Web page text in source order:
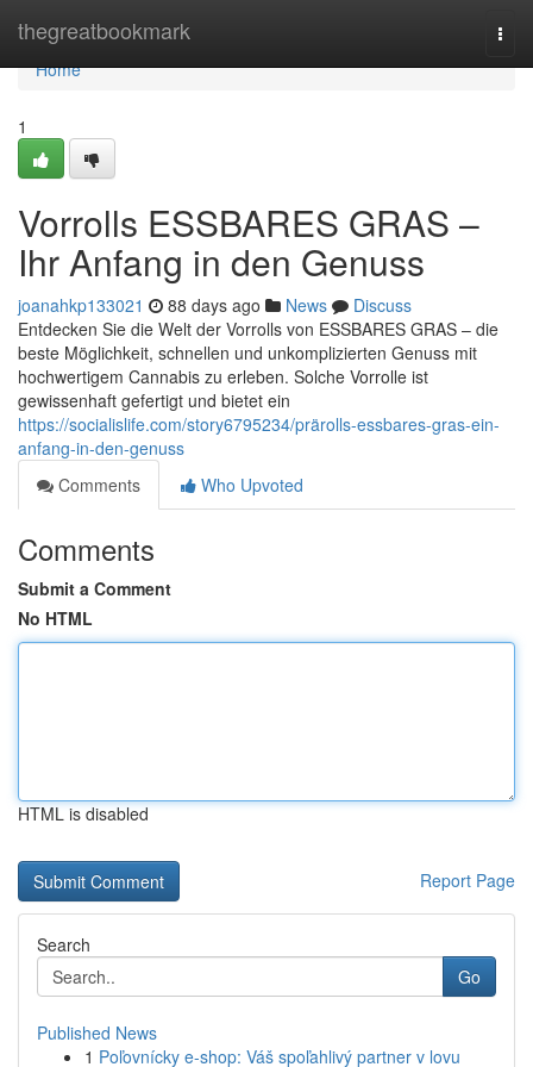
thegreatbookmark
Home
Home
1
Vorrolls ESSBARES GRAS –
Ihr Anfang in den Genuss
joanahkp133021 88 days ago News
Discuss
Entdecken Sie die Welt der Vorrolls von ESSBARES GRAS – die
beste Möglichkeit, schnellen und unkomplizierten Genuss mit
hochwertigem Cannabis zu erleben. Solche Vorrolle ist
gewissenhaft gefertigt und bietet ein
https://socialislife.com/story6795234/prärolls-essbares-gras-ein-
anfang-in-den-genuss
Comments
Who Upvoted
Comments
Submit a Comment
No HTML
HTML is disabled
Report Page
Search
Go
Published News
1 Poľovnícky e-shop: Váš spoľahlivý partner v lovu